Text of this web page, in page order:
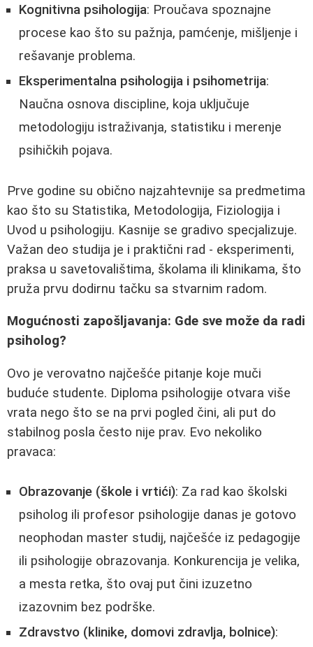
Kognitivna psihologija: Proučava spoznajne
procese kao što su pažnja, pamćenje, mišljenje i
rešavanje problema.
Eksperimentalna psihologija i psihometrija:
Naučna osnova discipline, koja uključuje
metodologiju istraživanja, statistiku i merenje
psihičkih pojava.
Prve godine su obično najzahtevnije sa predmetima
kao što su Statistika, Metodologija, Fiziologija i
Uvod u psihologiju. Kasnije se gradivo specjalizuje.
Važan deo studija je i praktični rad - eksperimenti,
praksa u savetovalištima, školama ili klinikama, što
pruža prvu dodirnu tačku sa stvarnim radom.
Mogućnosti zapošljavanja: Gde sve može da radi
psiholog?
Ovo je verovatno najčešće pitanje koje muči
buduće studente. Diploma psihologije otvara više
vrata nego što se na prvi pogled čini, ali put do
stabilnog posla često nije prav. Evo nekoliko
pravaca:
Obrazovanje (škole i vrtići): Za rad kao školski
psiholog ili profesor psihologije danas je gotovo
neophodan master studij, najčešće iz pedagogije
ili psihologije obrazovanja. Konkurencija je velika,
a mesta retka, što ovaj put čini izuzetno
izazovnim bez podrške.
Zdravstvo (klinike, domovi zdravlja, bolnice):